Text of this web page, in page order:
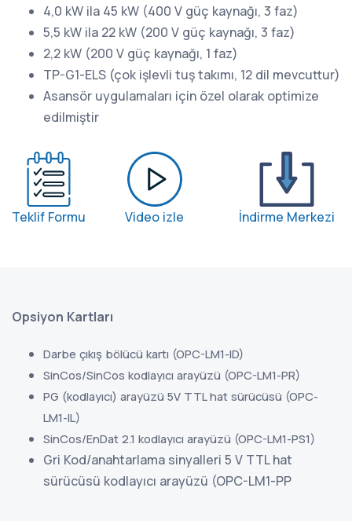
4,0 kW ila 45 kW (400 V güç kaynağı, 3 faz)
5,5 kW ila 22 kW (200 V güç kaynağı, 3 faz)
2,2 kW (200 V güç kaynağı, 1 faz)
TP-G1-ELS (çok işlevli tuş takımı, 12 dil mevcuttur)
Asansör uygulamaları için özel olarak optimize
edilmiştir
Teklif Formu Video izle İndirme Merkezi
Opsiyon Kartları
Darbe çıkış bölücü kartı (OPC-LM1-ID)
SinCos/SinCos kodlayıcı arayüzü (OPC-LM1-PR)
PG (kodlayıcı) arayüzü 5V TTL hat sürücüsü (OPC-
LM1-IL)
SinCos/EnDat 2.1 kodlayıcı arayüzü (OPC-LM1-PS1)
Gri Kod/anahtarlama sinyalleri 5 V TTL hat
sürücüsü kodlayıcı arayüzü (OPC-LM1-PP